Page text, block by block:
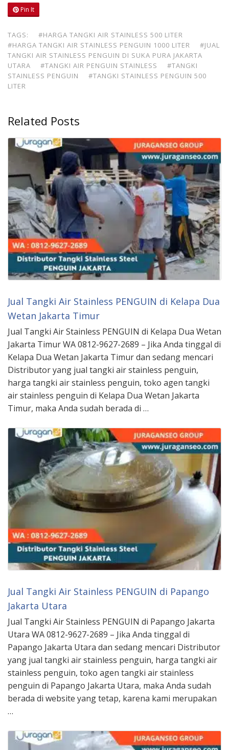
Pin It
TAGS:
#HARGA TANGKI AIR STAINLESS 500 LITER
#HARGA TANGKI AIR STAINLESS PENGUIN 1000 LITER
#JUAL
TANGKI AIR STAINLESS PENGUIN DI SUKA PURA JAKARTA
UTARA
#TANGKI AIR PENGUIN STAINLESS
#TANGKI
STAINLESS PENGUIN
#TANGKI STAINLESS PENGUIN 500
LITER
Related Posts
Jual Tangki Air Stainless PENGUIN di Kelapa Dua
Wetan Jakarta Timur
Jual Tangki Air Stainless PENGUIN di Kelapa Dua Wetan
Jakarta Timur WA 0812-9627-2689 – Jika Anda tinggal di
Kelapa Dua Wetan Jakarta Timur dan sedang mencari
Distributor yang jual tangki air stainless penguin,
harga tangki air stainless penguin, toko agen tangki
air stainless penguin di Kelapa Dua Wetan Jakarta
Timur, maka Anda sudah berada di …
Jual Tangki Air Stainless PENGUIN di Papango
Jakarta Utara
Jual Tangki Air Stainless PENGUIN di Papango Jakarta
Utara WA 0812-9627-2689 – Jika Anda tinggal di
Papango Jakarta Utara dan sedang mencari Distributor
yang jual tangki air stainless penguin, harga tangki air
stainless penguin, toko agen tangki air stainless
penguin di Papango Jakarta Utara, maka Anda sudah
berada di website yang tetap, karena kami merupakan
…